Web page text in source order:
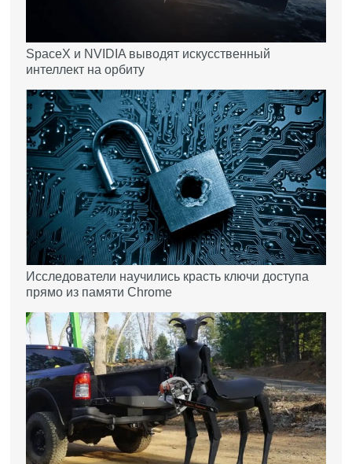
SpaceX и NVIDIA выводят искусственный
интеллект на орбиту
Исследователи научились красть ключи доступа
прямо из памяти Chrome